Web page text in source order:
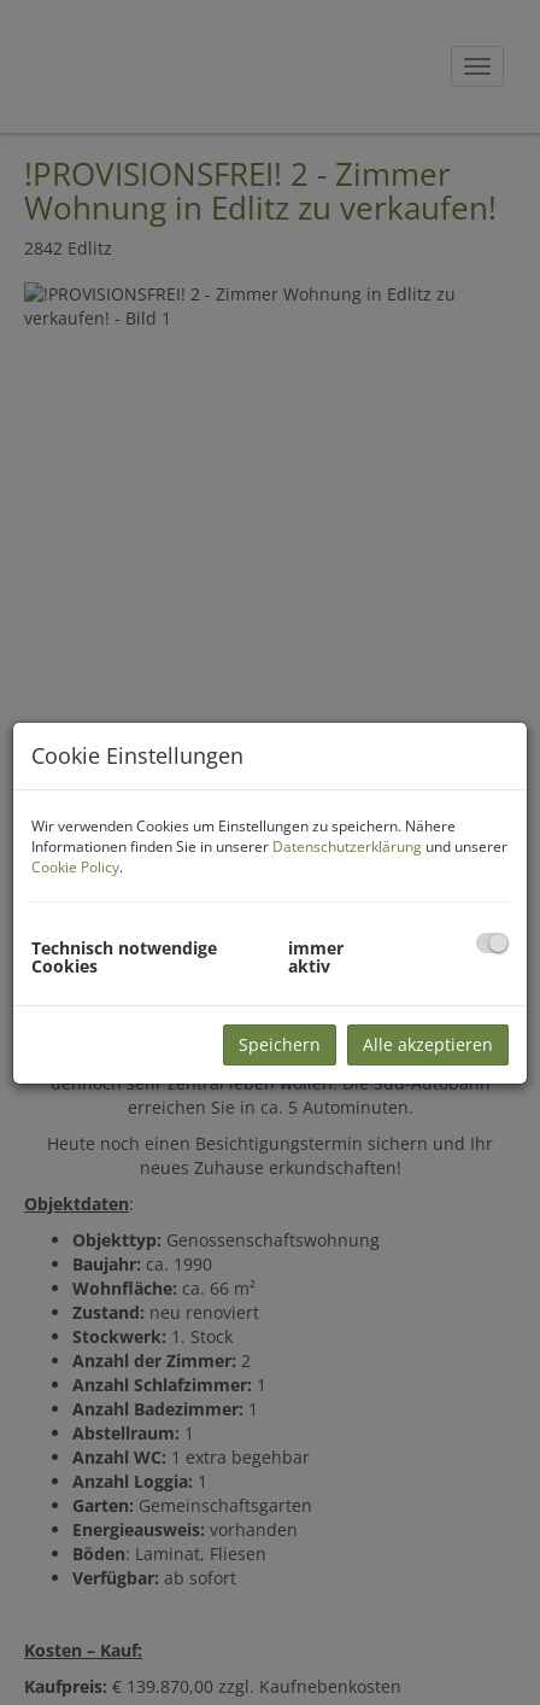
!PROVISIONSFREI! 2 - Zimmer
Wohnung in Edlitz zu verkaufen!
2842 Edlitz
Beschreibung
entgehen und schlagen Sie bei diesem Angebot zu!
Wohnung im 1. Stock eines aus 6 Wohnungen bestehenden
Mehrparteienhaus in Edlitz. Zum Zentrum sind es nur ca. 5
Minuten. Die perfekte Lösung für Ruheliebhaber, die
dennoch sehr zentral leben wollen. Die Süd-Autobahn
erreichen Sie in ca. 5 Autominuten.
Heute noch einen Besichtigungstermin sichern und Ihr
neues Zuhause erkundschaften!
Objektdaten:
Objekttyp: Genossenschaftswohnung
Baujahr: ca. 1990
Wohnfläche: ca. 66 m²
Zustand: neu renoviert
Stockwerk: 1. Stock
Anzahl der Zimmer: 2
Anzahl Schlafzimmer: 1
Anzahl Badezimmer: 1
Abstellraum: 1
Anzahl WC: 1 extra begehbar
Anzahl Loggia: 1
Garten: Gemeinschaftsgarten
Energieausweis: vorhanden
Böden: Laminat, Fliesen
Verfügbar: ab sofort
Kosten – Kauf:
Kaufpreis: € 139.870,00 zzgl. Kaufnebenkosten
Cookie Einstellungen
Wir verwenden Cookies um Einstellungen zu speichern. Nähere
Informationen finden Sie in unserer Datenschutzerklärung und unserer
Cookie Policy.
Technisch notwendige
Cookies
immer
aktiv
Speichern Alle akzeptieren